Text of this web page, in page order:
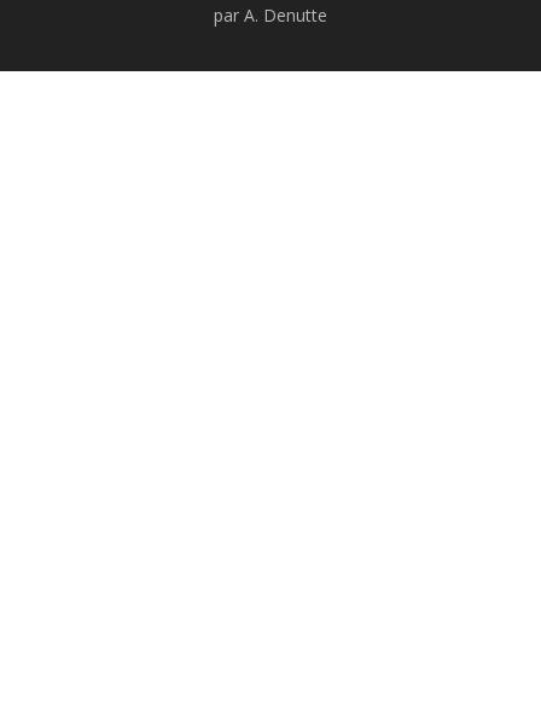
par A. Denutte